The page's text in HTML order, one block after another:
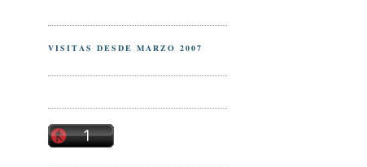
VISITAS DESDE MARZO 2007